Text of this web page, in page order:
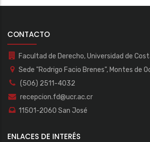
CONTACTO
Facultad de Derecho, Universidad de
Sede "Rodrigo Facio Brenes", Montes de
(506) 2511-4032
recepcion.fd@ucr.ac.cr
11501-2060 San José
ENLACES DE INTERÉS